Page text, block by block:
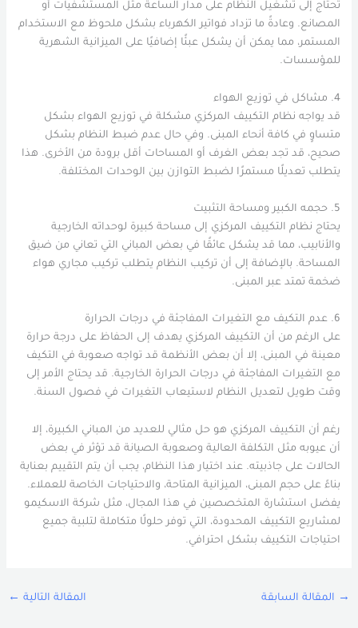
تحتاج إلى تشغيل النظام على مدار الساعة مثل المستشفيات أو
المصانع. وعادةً ما تزداد فواتير الكهرباء بشكل ملحوظ مع الاستخدام
المستمر، مما يمكن أن يشكل عبئًا إضافيًا على الميزانية الشهرية
للمؤسسات.
4.
مشاكل في توزيع الهواء
قد يواجه نظام التكييف المركزي مشكلة في توزيع الهواء بشكل
متساوٍ في كافة أنحاء المبنى. وفي حال عدم ضبط النظام بشكل
صحيح، قد تجد بعض الغرف أو المساحات أقل برودة من الأخرى. هذا
يتطلب تعديلًا مستمرًا لضبط التوازن بين الوحدات المختلفة.
5.
حجمه الكبير ومساحة التثبيت
يحتاج نظام التكييف المركزي إلى مساحة كبيرة لوحداته الخارجية
والأنابيب، مما قد يشكل عائقًا في بعض المباني التي تعاني من ضيق
المساحة. بالإضافة إلى أن تركيب النظام يتطلب تركيب مجاري هواء
ضخمة تمتد عبر المبنى.
6.
عدم التكيف مع التغيرات المفاجئة في درجات الحرارة
على الرغم من أن التكييف المركزي يهدف إلى الحفاظ على درجة حرارة
معينة في المبنى، إلا أن بعض الأنظمة قد تواجه صعوبة في التكيف
مع التغيرات المفاجئة في درجات الحرارة الخارجية. قد يحتاج الأمر إلى
وقت طويل لتعديل النظام لاستيعاب التغيرات في فصول السنة.
رغم أن التكييف المركزي هو حل مثالي للعديد من المباني الكبيرة، إلا
أن عيوبه مثل التكلفة العالية وصعوبة الصيانة قد تؤثر في بعض
الحالات على جاذبيته. عند اختيار هذا النظام، يجب أن يتم التقييم بعناية
بناءً على حجم المبنى، الميزانية المتاحة، والاحتياجات الخاصة للعملاء.
يفضل استشارة المتخصصين في هذا المجال، مثل شركة الاسكيمو
لمشاريع التكييف المحدودة، التي توفر حلولًا متكاملة لتلبية جميع
احتياجات التكييف بشكل احترافي.
→ المقالة السابقة المقالة التالية ←